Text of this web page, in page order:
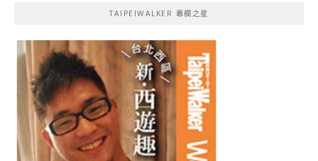
TAIPEIWALKER 專欄之星